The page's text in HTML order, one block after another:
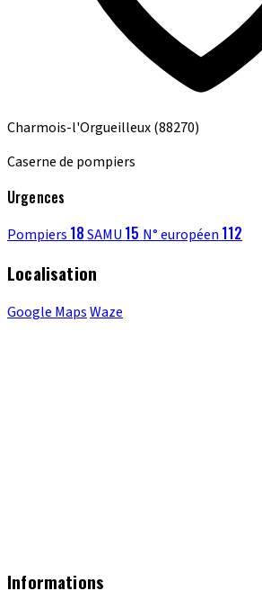
Charmois-l'Orgueilleux(88270)
Caserne de pompiers
Urgences
Pompiers 18SAMU 15 N° européen 112
Localisation
Google MapsWaze
Informations